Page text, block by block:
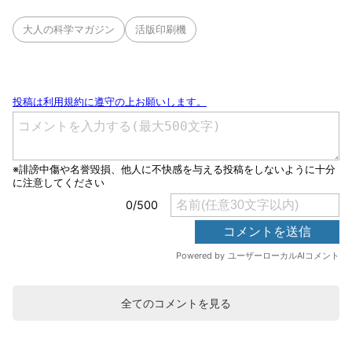
大人の科学マガジン 活版印刷機
全てのコメントを見る